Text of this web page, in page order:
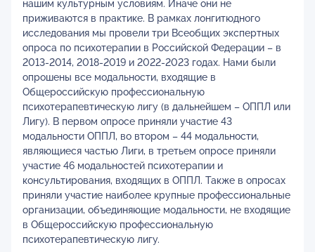
нашим культурным условиям. Иначе они не
приживаются в практике. В рамках лонгитюдного
исследования мы провели три Всеобщих экспертных
опроса по психотерапии в Российской Федерации – в
2013-2014, 2018-2019 и 2022-2023 годах. Нами были
опрошены все модальности, входящие в
Общероссийскую профессиональную
психотерапевтическую лигу (в дальнейшем – ОППЛ или
Лигу). В первом опросе приняли участие 43
модальности ОППЛ, во втором – 44 модальности,
являющиеся частью Лиги, в третьем опросе приняли
участие 46 модальностей психотерапии и
консультирования, входящих в ОППЛ. Также в опросах
приняли участие наиболее крупные профессиональные
организации, объединяющие модальности, не входящие
в Общероссийскую профессиональную
психотерапевтическую лигу.